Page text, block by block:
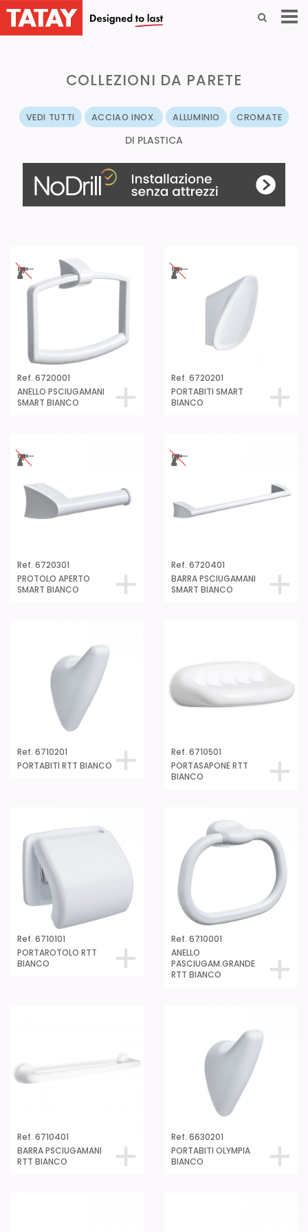
COLLEZIONI DA PARETE
VEDI TUTTI ACCIAO INOX. ALLUMINIO CROMATE
DI PLASTICA
Ref. 6720001
ANELLO PSCIUGAMANI
SMART BIANCO
Ref. 6720201
PORTABITI SMART
BIANCO
Ref. 6720301
PROTOLO APERTO
SMART BIANCO
Ref. 6720401
BARRA PSCIUGAMANI
SMART BIANCO
Ref. 6710201
PORTABITI RTT BIANCO
Ref. 6710501
PORTASAPONE RTT
BIANCO
Ref. 6710101
PORTAROTOLO RTT
BIANCO
Ref. 6710001
ANELLO
PASCIUGAM.GRANDE
RTT BIANCO
Ref. 6710401
BARRA PSCIUGAMANI
RTT BIANCO
Ref. 6630201
PORTABITI OLYMPIA
BIANCO